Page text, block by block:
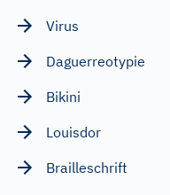
Virus
Daguerreotypie
Bikini
Louisdor
Brailleschrift